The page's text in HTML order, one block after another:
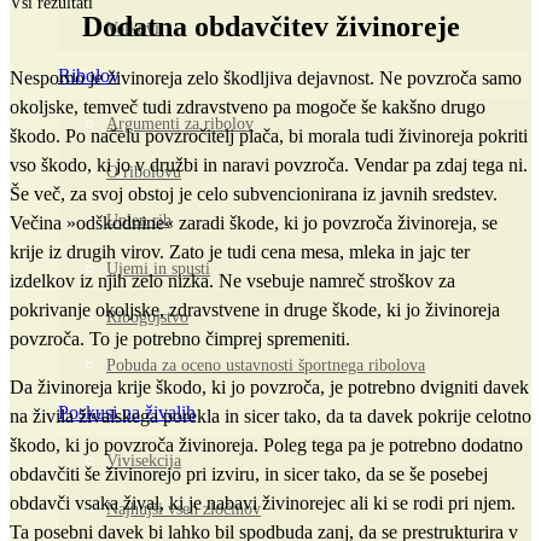
Volkovi
Ribolov
Argumenti za ribolov
O ribolovu
Uplen rib
Ujemi in spusti
Ribogojstvo
Pobuda za oceno ustavnosti športnega ribolova
Poskusi na živalih
Vivisekcija
Najhujši vseh zločinov
Dodatna obdavčitev živinoreje
Nesporno je živinoreja zelo škodljiva dejavnost. Ne povzroča samo
okoljske, temveč tudi zdravstveno pa mogoče še kakšno drugo
škodo. Po načelu povzročitelj plača, bi morala tudi živinoreja pokriti
vso škodo, ki jo v družbi in naravi povzroča. Vendar pa zdaj tega ni.
Še več, za svoj obstoj je celo subvencionirana iz javnih sredstev.
Večina »odškodnine« zaradi škode, ki jo povzroča živinoreja, se
krije iz drugih virov. Zato je tudi cena mesa, mleka in jajc ter
izdelkov iz njih zelo nizka. Ne vsebuje namreč stroškov za
pokrivanje okoljske, zdravstvene in druge škode, ki jo živinoreja
povzroča. To je potrebno čimprej spremeniti.
Da živinoreja krije škodo, ki jo povzroča, je potrebno dvigniti davek
na živila živalskega porekla in sicer tako, da ta davek pokrije celotno
škodo, ki jo povzroča živinoreja. Poleg tega pa je potrebno dodatno
obdavčiti še živinorejo pri izviru, in sicer tako, da se še posebej
obdavči vsaka žival, ki je nabavi živinorejec ali ki se rodi pri njem.
Ta posebni davek bi lahko bil spodbuda zanj, da se prestrukturira v